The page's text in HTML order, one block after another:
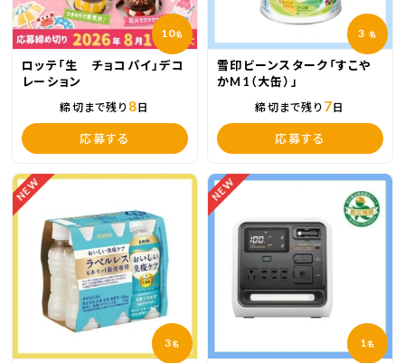
10名
ロッテ「生 チョコパイ」デコ
レーション
締切まで残り 8日
応募する
3 名
雪印ビーンスターク「すこや
かM1（大缶）」
締切まで残り 7日
応募する
NEW
3名
NEW
1 名